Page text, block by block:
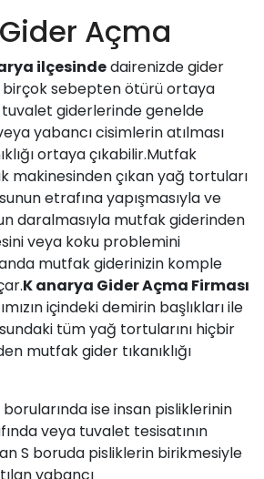
Açma
ilçesindedairenizdegider
birçok sebepten ötürü ortaya
tuvalet giderlerinde genelde
yabancı cisimlerin atılması
ortaya çıkabilir.Mutfak
makinesinden çıkan yağ tortuları
etrafına yapışmasıyla ve
daralmasıyla mutfak giderinden
veya koku problemini
mutfak giderinizin komple
K anarya Gider Açma Firması
içindeki demirin başlıkları ile
tüm yağ tortularını hiçbir
mutfak gider tıkanıklığı
ise insan pisliklerinin
veya tuvalet tesisatının
S boruda pisliklerin birikmesiyle